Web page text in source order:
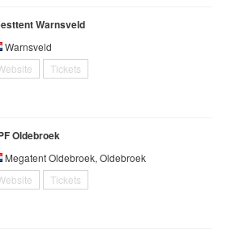
Warnsveld
Warnsveld
Tickets
Oldebroek
Megatent Oldebroek, Oldebroek
Tickets